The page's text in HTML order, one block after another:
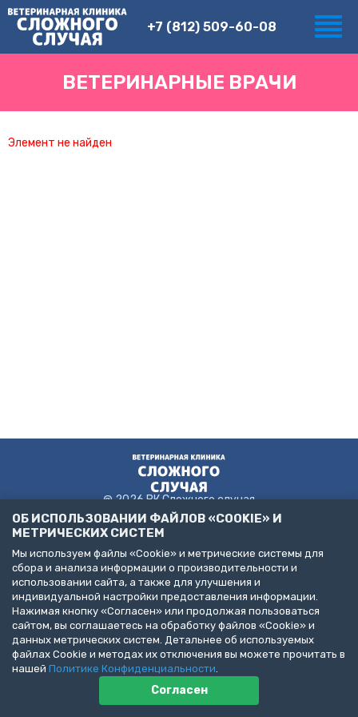
+7 (812) 509-60-08
ВЕТЕРИНАРНЫЕ ВРАЧИ
Элемент не найден
@ 2026 ВК Сложного случая
ДЕЛАЙТЕ БИЗНЕС С НАМИ!
Представлена информация об услугах следующих клиник:
Санкт-Петербург, пр. Народного Ополчения, д. 19, к. 1. (ООО
"НЕОТЛОЖНАЯ ВЕТЕРИНАРИЯ")
Санкт-Петербург, ул. Бухарестская, д. 122, к. 2 (ООО "КВМК")
Пушкин, Павловское шоссе, д. 101. (ООО "ВЦЦ")
Пользовательское соглашение
Политика конфиденциальности
Публичная оферта
ОБ ИСПОЛЬЗОВАНИИ ФАЙЛОВ «COOKIE» И
МЕТРИЧЕСКИХ СИСТЕМ
Мы используем файлы «Cookie» и метрические системы для
сбора и анализа информации о производительности и
использовании сайта, а также для улучшения и
индивидуальной настройки предоставления информации.
Нажимая кнопку «Согласен» или продолжая пользоваться
сайтом, вы соглашаетесь на обработку файлов «Cookie» и
данных метрических систем. Детальнее об используемых
файлах Cookie и методах их отключения вы можете прочитать в
нашей Политике Конфиденциальности.
Согласен